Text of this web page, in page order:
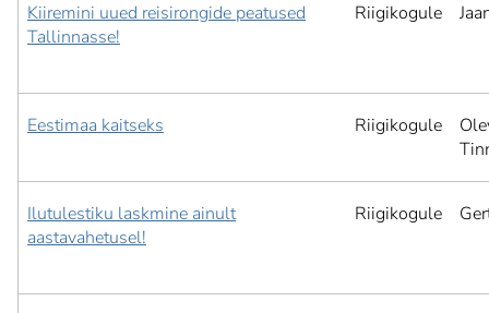
Kiiremini uued reisirongide peatused
Tallinnasse!
Riigikogule
Eestimaa kaitseks Riigikogule
Ilutulestiku laskmine ainult
aastavahetusel!
Riigikogule